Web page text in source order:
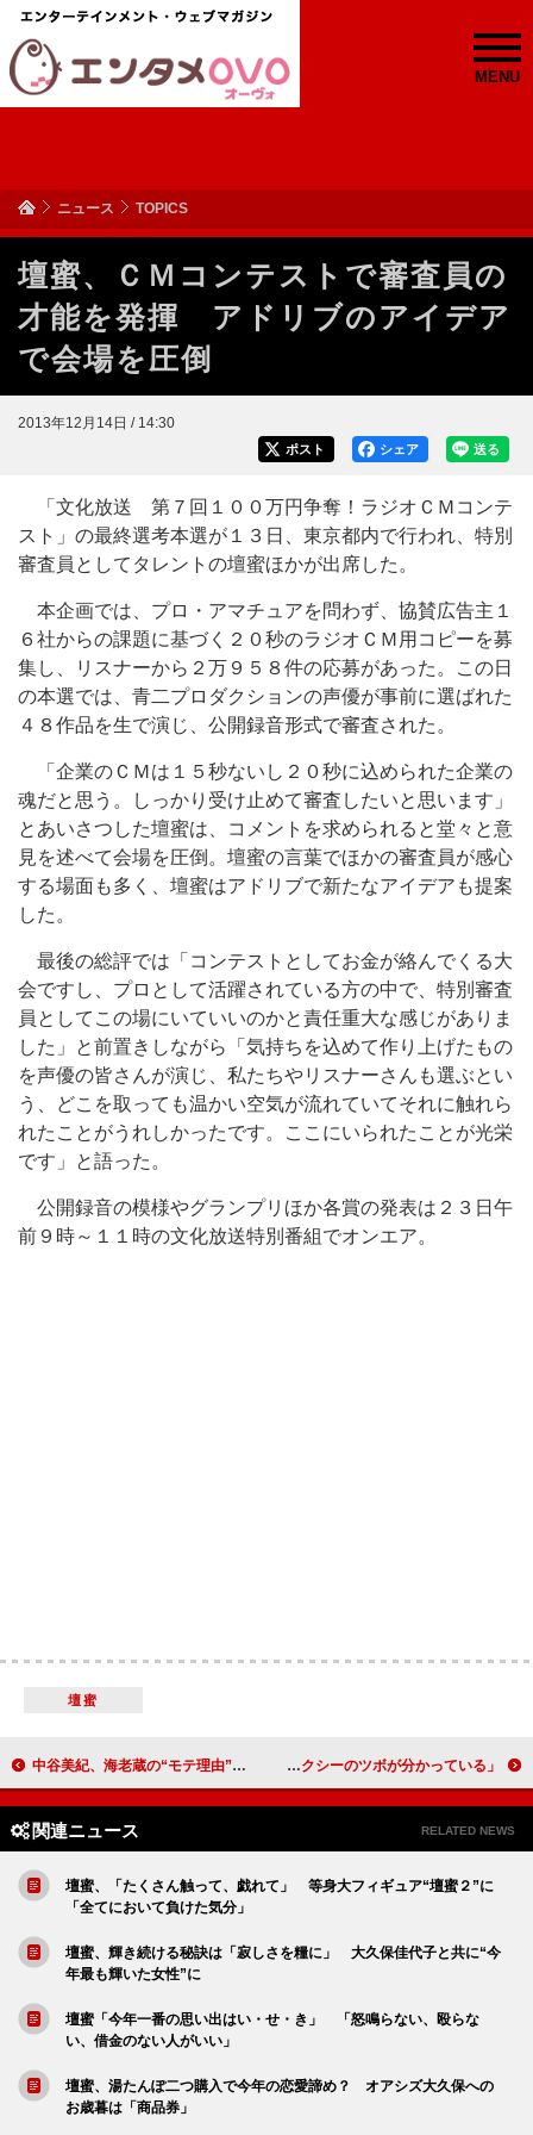
MENU
ニュース TOPICS
壇蜜、ＣＭコンテストで審査員の
才能を発揮 アドリブのアイデア
で会場を圧倒
2013年12月14日 / 14:30
送る
シェア
ポスト
「文化放送 第７回１００万円争奪！ラジオＣＭコンテ
スト」の最終選考本選が１３日、東京都内で行われ、特別
審査員としてタレントの壇蜜ほかが出席した。
本企画では、プロ・アマチュアを問わず、協賛広告主１
６社からの課題に基づく２０秒のラジオＣＭ用コピーを募
集し、リスナーから２万９５８件の応募があった。この日
の本選では、青二プロダクションの声優が事前に選ばれた
４８作品を生で演じ、公開録音形式で審査された。
「企業のＣＭは１５秒ないし２０秒に込められた企業の
魂だと思う。しっかり受け止めて審査したいと思います」
とあいさつした壇蜜は、コメントを求められると堂々と意
見を述べて会場を圧倒。壇蜜の言葉でほかの審査員が感心
する場面も多く、壇蜜はアドリブで新たなアイデアも提案
した。
最後の総評では「コンテストとしてお金が絡んでくる大
会ですし、プロとして活躍されている方の中で、特別審査
員としてこの場にいていいのかと責任重大な感じがありま
した」と前置きしながら「気持ちを込めて作り上げたもの
を声優の皆さんが演じ、私たちやリスナーさんも選ぶとい
う、どこを取っても温かい空気が流れていてそれに触れら
れたことがうれしかったです。ここにいられたことが光栄
です」と語った。
公開録音の模様やグランプリほか各賞の発表は２３日午
前９時～１１時の文化放送特別番組でオンエア。
壇蜜
中谷美紀、海老蔵の“モテ理由”を分析 「ちゃんと責任を取れる男の優しさがある」 佐藤健、相武紗季にセクシーシーンを教授！？ 相武「佐藤くんはセクシーのツボが分かっている」
関連ニュース RELATED NEWS
壇蜜、「たくさん触って、戯れて」 等身大フィギュア“壇蜜２”に
「全てにおいて負けた気分」
壇蜜、輝き続ける秘訣は「寂しさを糧に」 大久保佳代子と共に“今
年最も輝いた女性”に
壇蜜「今年一番の思い出はい・せ・き」 「怒鳴らない、殴らな
い、借金のない人がいい」
壇蜜、湯たんぽ二つ購入で今年の恋愛諦め？ オアシズ大久保への
お歳暮は「商品券」